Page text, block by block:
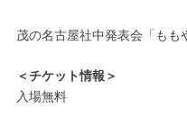
茂の名古屋社中発表会「もも
＜チケット情報＞
入場無料